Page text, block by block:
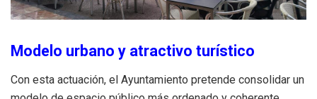
Modelo urbano y atractivo turístico
Con esta actuación, el Ayuntamiento pretende consolidar un